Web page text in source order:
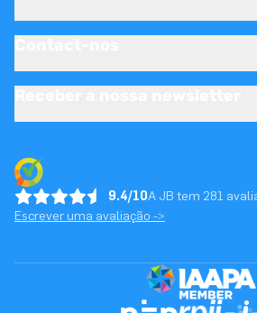
9.4/10A JB tem 281
Escrever uma avaliação ->